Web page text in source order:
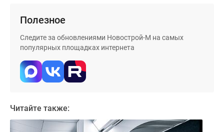
Москве
премиум-
Новостройки
бизнес-
Рассрочка
ипотека
Полезное
Следите за обновлениями Новострой-М на самых
популярных площадках интернета
Читайте также: